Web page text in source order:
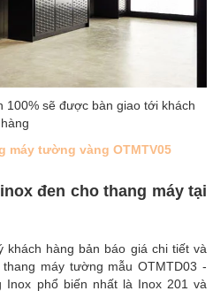
100% sẽ được bàn giao tới khách
hàng
máy tường vàng OTMTV05
đen cho thang máy tại
khách hàng bản báo giá chi tiết và
máy tường mẫu OTMTD03 -
phổ biến nhất là Inox 201 và